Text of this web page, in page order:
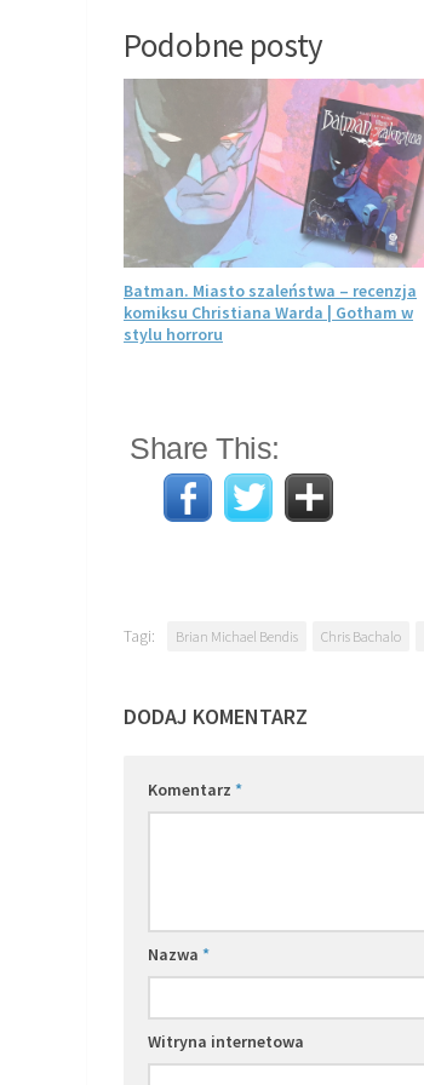
Podobne posty
Batman. Miasto szaleństwa – recenzja
komiksu Christiana Warda | Gotham w
stylu horroru
Share This:
Tagi: Brian Michael Bendis Chris Bachalo
DODAJ KOMENTARZ
Komentarz *
Nazwa *
Witryna internetowa